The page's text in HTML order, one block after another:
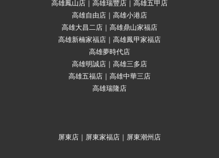
高雄鳳山店｜高雄瑞豐店｜高雄五甲店
高雄自由店｜高雄小港店
高雄大昌二店｜高雄鼎山家福店
高雄新楠家福店｜高雄鳳甲家福店
高雄夢時代店
高雄明誠店｜高雄三多店
高雄五福店｜高雄中華三店
高雄瑞隆店
屏東店｜屏東家福店｜屏東潮州店